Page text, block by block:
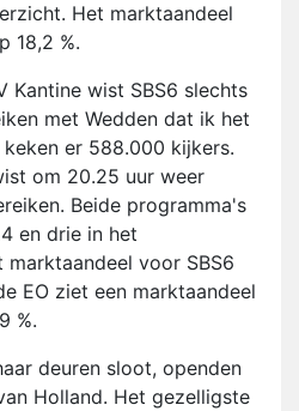
Het marktaandeel
18,2 %.
Kantine wist SBS6 slechts
met Wedden dat ik het
er 588.000 kijkers.
om 20.25 uur weer
Beide programma's
en drie in het
voor SBS6
EO ziet een marktaandeel
%.
deuren sloot, openden
Holland. Het gezelligste